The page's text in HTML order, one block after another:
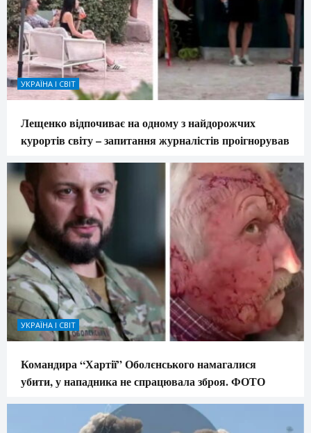
УКРАЇНА І СВІТ
Лещенко відпочиває на одному з найдорожчих
курортів світу – запитання журналістів проігнорував
УКРАЇНА І СВІТ
Командира “Хартії” Оболєнського намагалися
убити, у нападника не спрацювала зброя. ФОТО